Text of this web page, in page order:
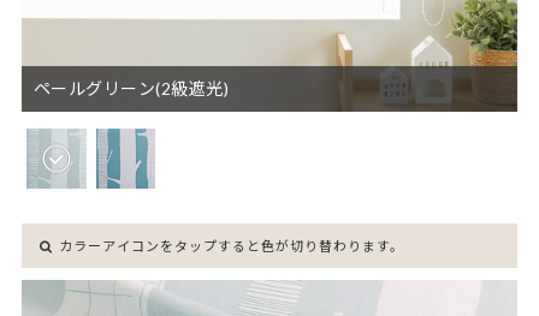
ペールグリーン(2級遮光)
カラーアイコンをタップすると色が切り替わります。